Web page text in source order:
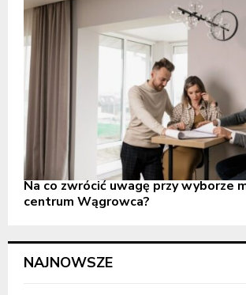
Na co zwrócić uwagę przy wyborze
centrum Wągrowca?
NAJNOWSZE